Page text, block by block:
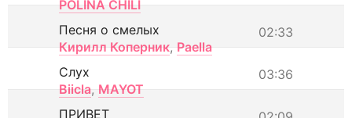
POLINA CHILI
02:33
Песня о смелых
Кирилл Коперник, Paella
03:36
Слух
Biicla, MAYOT
ПРИВЕТ